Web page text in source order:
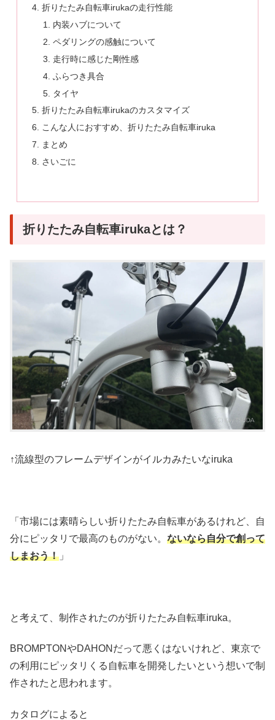
折りたたみ自転車irukaの走行性能
内装ハブについて
ペダリングの感触について
走行時に感じた剛性感
ふらつき具合
タイヤ
折りたたみ自転車irukaのカスタマイズ
こんな人におすすめ、折りたたみ自転車iruka
まとめ
さいごに
折りたたみ自転車irukaとは？
↑流線型のフレームデザインがイルカみたいなiruka
「市場には素晴らしい折りたたみ自転車があるけれど、自
分にピッタリで最高のものがない。 ないなら自分で創って
しまおう！ 」
と考えて、制作されたのが折りたたみ自転車iruka。
BROMPTONやDAHONだって悪くはないけれど、東京で
の利用にピッタリくる自転車を開発したいという想いで制
作されたと思われます。
カタログによると